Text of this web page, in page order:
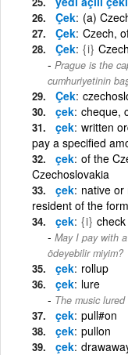
Çek (a)
Çek Czech,
Çek {i} Czech
Prague is the
cumhuriyetinin
Çek
çek cheque,
çek written
pay a specified
çek of the
Czechoslovakia
çek native or
resident of the
çek {i} check
May I pay with
ödeyebilir miyim?
çek rollup
çek lure
The music lured
çek pull#on
çek pullon
çek